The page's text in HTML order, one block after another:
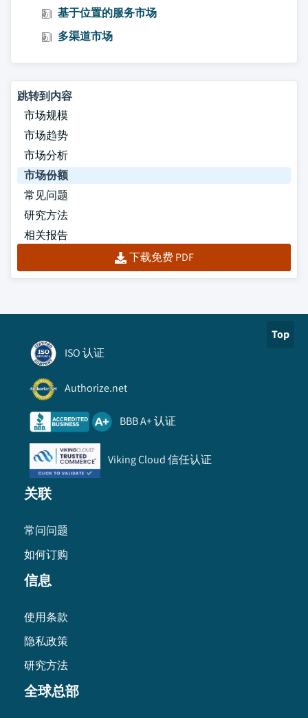
基于位置的服务市场
多渠道市场
跳转到内容
市场规模
市场趋势
市场分析
市场份额
常见问题
研究方法
相关报告
下载免费 PDF
Top
ISO 认证
Authorize.net
BBB A+ 认证
Viking Cloud 信任认证
关联
常问问题
如何订购
信息
使用条款
隐私政策
研究方法
全球总部